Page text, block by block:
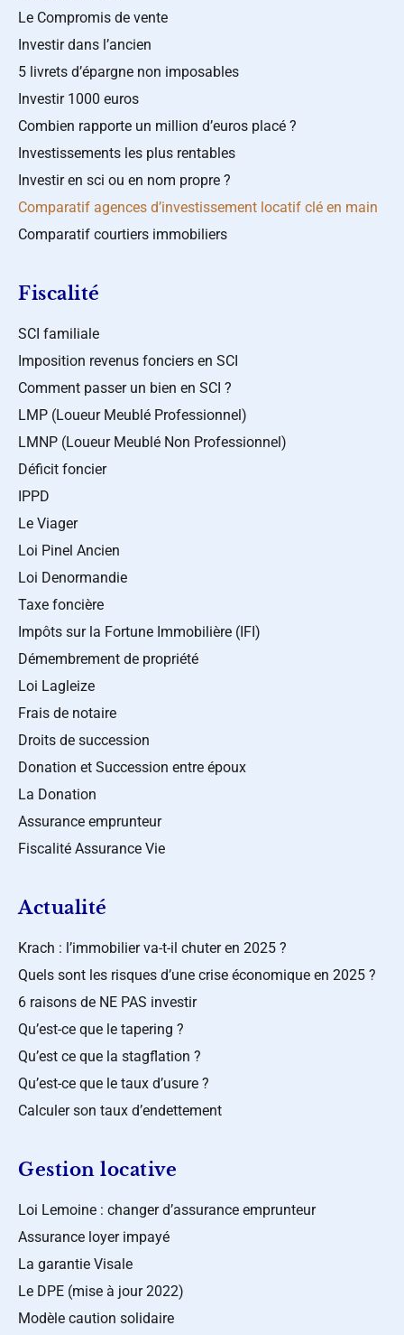
Le Compromis de vente
Investir dans l’ancien
5 livrets d’épargne non imposables
Investir 1000 euros
Combien rapporte un million d’euros placé ?
Investissements les plus rentables
Investir en sci ou en nom propre ?
Comparatif agences d’investissement locatif clé en main
Comparatif courtiers immobiliers
Fiscalité
SCI familiale
Imposition revenus fonciers en SCI
Comment passer un bien en SCI ?
LMP (Loueur Meublé Professionnel)
LMNP (Loueur Meublé Non Professionnel)
Déficit foncier
IPPD
Le Viager
Loi Pinel Ancien
Loi Denormandie
Taxe foncière
Impôts sur la Fortune Immobilière (IFI)
Démembrement de propriété
Loi Lagleize
Frais de notaire
Droits de succession
Donation et Succession entre époux
La Donation
Assurance emprunteur
Fiscalité Assurance Vie
Actualité
Krach : l’immobilier va-t-il chuter en 2025 ?
Quels sont les risques d’une crise économique en 2025 ?
6 raisons de NE PAS investir
Qu’est-ce que le tapering ?
Qu’est ce que la stagflation ?
Qu’est-ce que le taux d’usure ?
Calculer son taux d’endettement
Gestion locative
Loi Lemoine : changer d’assurance emprunteur
Assurance loyer impayé
La garantie Visale
Le DPE (mise à jour 2022)
Modèle caution solidaire